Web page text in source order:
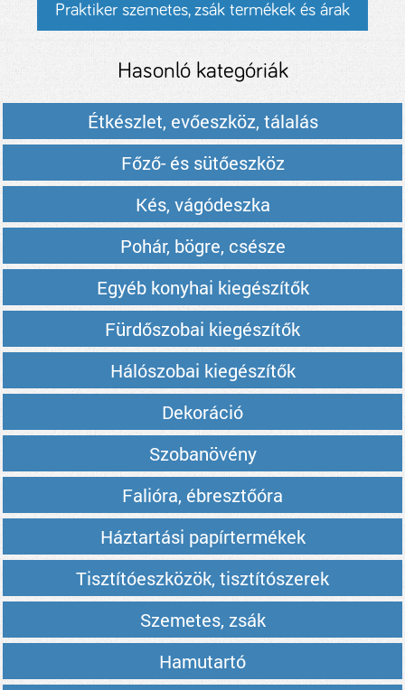
Praktiker szemetes, zsák termékek és árak
Hasonló kategóriák
Étkészlet, evőeszköz, tálalás
Főző- és sütőeszköz
Kés, vágódeszka
Pohár, bögre, csésze
Egyéb konyhai kiegészítők
Fürdőszobai kiegészítők
Hálószobai kiegészítők
Dekoráció
Szobanövény
Falióra, ébresztőóra
Háztartási papírtermékek
Tisztítóeszközök, tisztítószerek
Szemetes, zsák
Hamutartó